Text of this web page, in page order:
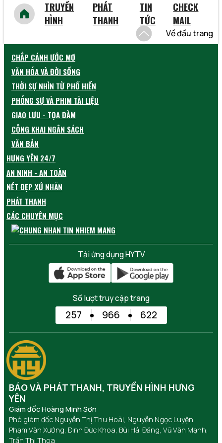
TRUYỀN
HÌNH
PHÁT
THANH
TIN
TỨC
CHECK
MAIL
Về đầu trang
CHẮP CÁNH ƯỚC MƠ
VĂN HÓA VÀ ĐỜI SỐNG
THỜI SỰ NHÌN TỪ PHỐ HIẾN
PHÓNG SỰ VÀ PHIM TÀI LIỆU
GIAO LƯU - TỌA ĐÀM
CÔNG KHAI NGÂN SÁCH
VĂN BẢN
HƯNG YÊN 24/7
AN NINH - AN TOÀN
NÉT ĐẸP XỨ NHÃN
PHÁT THANH
CÁC CHUYÊN MỤC
Tải ứng dụng HYTV
Số lượt truy cập trang
257 966 622
BÁO VÀ PHÁT THANH, TRUYỀN HÌNH HƯNG
YÊN
Giám đốc Hoàng Minh Sơn
Phó giám đốc Nguyễn Thị Thu Hoài, Nguyễn Ngọc Luyện,
Phạm Văn Xướng, Đinh Đức Khoa, Bùi Hải Đăng, Vũ Văn Mạnh,
Trần Thị Thoa